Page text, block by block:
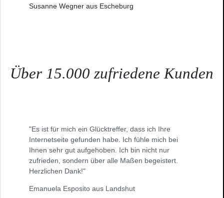
Susanne Wegner aus Escheburg
Über 15.000 zufriedene Kunden
"Es ist für mich ein Glücktreffer, dass ich Ihre
Internetseite gefunden habe. Ich fühle mich bei
Ihnen sehr gut aufgehoben. Ich bin nicht nur
zufrieden, sondern über alle Maßen begeistert.
Herzlichen Dank!"
Emanuela Esposito aus Landshut